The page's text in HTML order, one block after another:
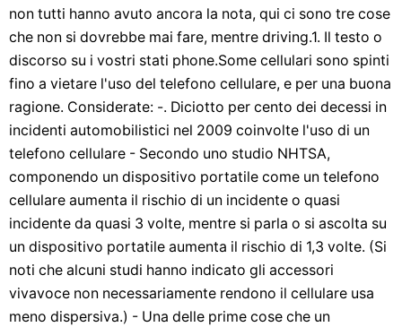
non tutti hanno avuto ancora la nota, qui ci sono tre cose
che non si dovrebbe mai fare, mentre driving.1. Il testo o
discorso su i vostri stati phone.Some cellulari sono spinti
fino a vietare l'uso del telefono cellulare, e per una buona
ragione. Considerate: -. Diciotto per cento dei decessi in
incidenti automobilistici nel 2009 coinvolte l'uso di un
telefono cellulare - Secondo uno studio NHTSA,
componendo un dispositivo portatile come un telefono
cellulare aumenta il rischio di un incidente o quasi
incidente da quasi 3 volte, mentre si parla o si ascolta su
un dispositivo portatile aumenta il rischio di 1,3 volte. (Si
noti che alcuni studi hanno indicato gli accessori
vivavoce non necessariamente rendono il cellulare usa
meno dispersiva.) - Una delle prime cose che un